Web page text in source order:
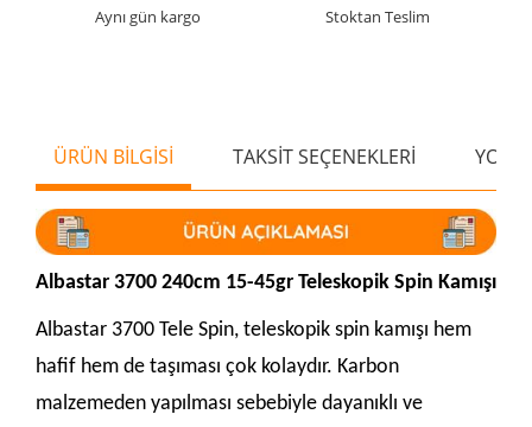
Aynı gün kargo Stoktan Teslim
ÜRÜN BİLGİSİ TAKSİT SEÇENEKLERİ
Albastar 3700 240cm 15-45gr Teleskopik Spin Kamışı
Albastar 3700 Tele Spin, teleskopik spin kamışı hem
hafif hem de taşıması çok kolaydır. Karbon
malzemeden yapılması sebebiyle dayanıklı ve